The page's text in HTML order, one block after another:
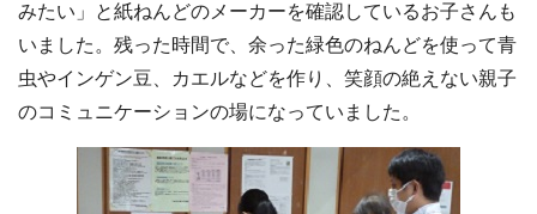
みたい」と紙ねんどのメーカーを確認しているお子さんも
いました。残った時間で、余った緑色のねんどを使って青
虫やインゲン豆、カエルなどを作り、笑顔の絶えない親子
のコミュニケーションの場になっていました。